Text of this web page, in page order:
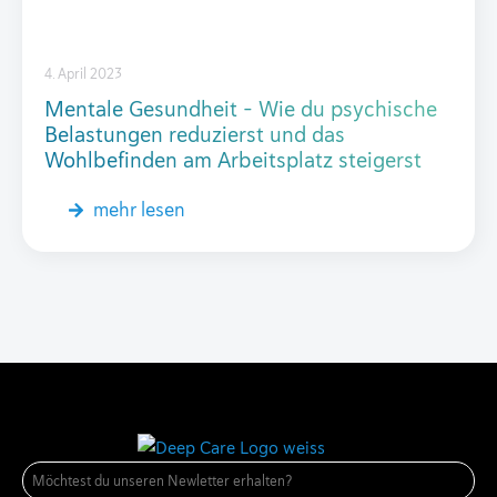
Mentale Gesundheit – Wie du psychische
Belastungen reduzierst und das
Wohlbefinden am Arbeitsplatz steigerst
4. April 2023
mehr lesen
E-
Mail